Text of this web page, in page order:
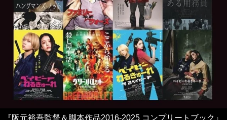
『阪元裕吾監督＆脚本作品2016-2025 コンプリートブック』